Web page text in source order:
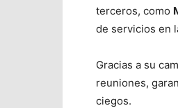
terceros, como
de servicios en
Gracias a su
reuniones,
ciegos.